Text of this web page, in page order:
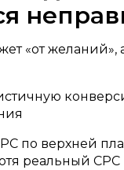
«от желаний»,
по верхней
реальный